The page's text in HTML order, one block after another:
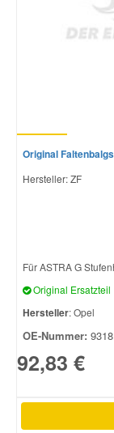
Original
Hersteller: ZF
Für ASTRA G
Original Ersatzteil
Hersteller: Opel
OE-Nummer:
92,83 €